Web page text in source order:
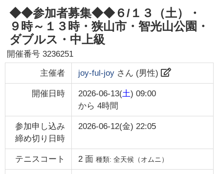
◆◆参加者募集◆◆６/１３（土）・
９時～１３時・狭山市・智光山公園・
ダブルス・中上級
開催番号3236251
主催者 joy-ful-joyさん (男性)
開催日時 2026-06-13(土) 09:00
から 4時間
参加申し込み
締め切り日時
2026-06-12(金) 22:05
テニスコート 2面 種類: 全天候（オムニ）